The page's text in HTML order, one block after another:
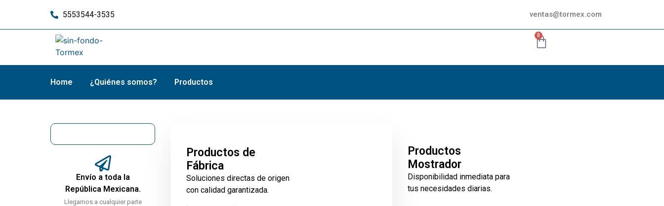
5553544-3535 ventas@tormex.com
0
Home ¿Quiénes somos? Productos
Envío a toda la
República Mexicana.
Llegamos a cualquier parte
Productos de
Fábrica
Soluciones directas de origen
con calidad garantizada.
Productos
Mostrador
Disponibilidad inmediata para
tus necesidades diarias.